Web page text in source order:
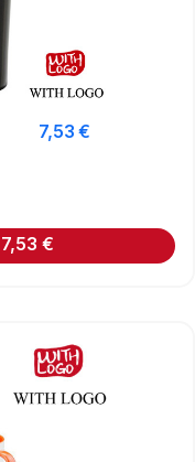
7,53€
7,53 €